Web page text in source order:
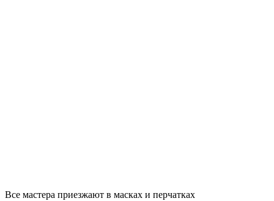
Все мастера приезжают в масках и перчатках